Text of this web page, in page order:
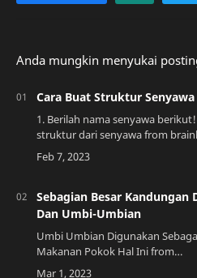
Anda mungkin menyukai
Cara Buat Struktur Senyawa
1. Berilah nama senyawa
struktur dari senyawa from
Struktur Senyawa?Struktur
struktur molekul yang
Sebagian Besar Kandungan
Dan Umbi-Umbian
Umbi Umbian Digunakan
Makanan Pokok Hal Ini from
kelaspelajaronline.web.appApa